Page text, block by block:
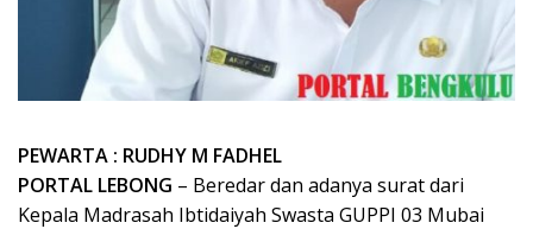
PEWARTA : RUDHY M FADHEL
PORTAL LEBONG – Beredar dan adanya surat dari
Kepala Madrasah Ibtidaiyah Swasta GUPPI 03 Mubai